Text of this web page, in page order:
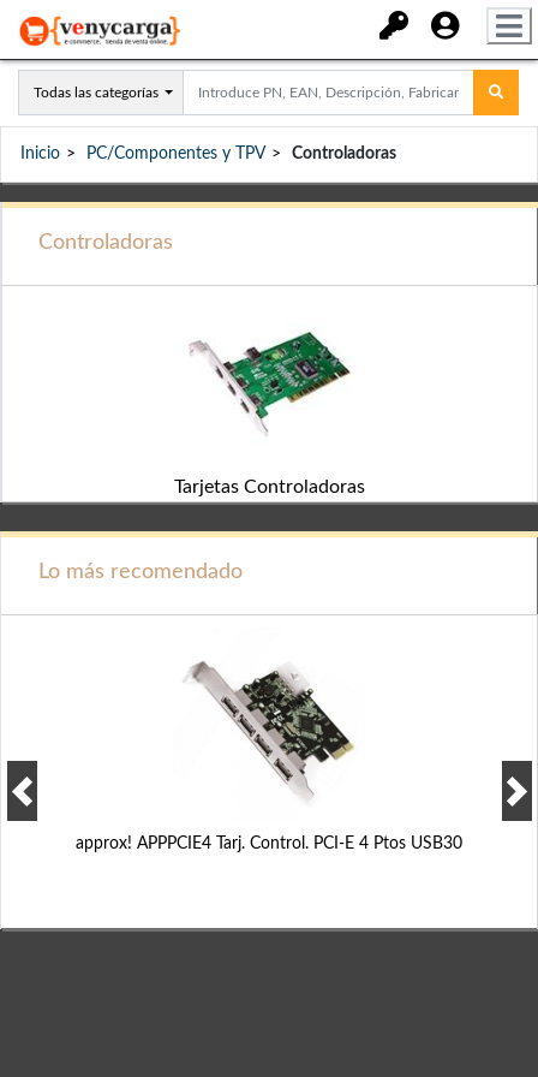
Todas las categorías
Inicio PC/Componentes y TPV Controladoras
Controladoras
Tarjetas Controladoras
Lo más recomendado
approx! APPPCIE4 Tarj. Control. PCI-E 4 Ptos USB30